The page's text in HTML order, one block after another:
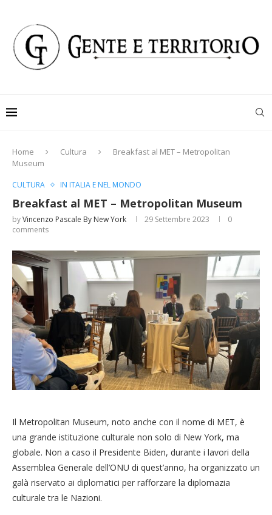
Home Cultura
Breakfast al MET – Metropolitan
Museum
CULTURA IN ITALIA E NEL MONDO
Breakfast al MET – Metropolitan Museum
byVincenzo Pascale By New York 29 Settembre 2023
0
comments
Il Metropolitan Museum, noto anche con il nome di MET, è
una grande istituzione culturale non solo di New York, ma
globale. Non a caso il Presidente Biden, durante i lavori della
Assemblea Generale dell’ONU di quest’anno, ha organizzato un
galà riservato ai diplomatici per rafforzare la diplomazia
culturale tra le Nazioni.